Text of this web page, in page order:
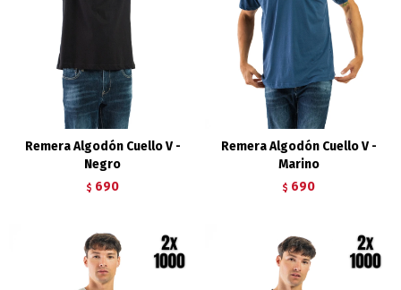
Remera Algodón Cuello V -
Negro
$ 690
Remera Algodón Cuello V -
Marino
$ 690